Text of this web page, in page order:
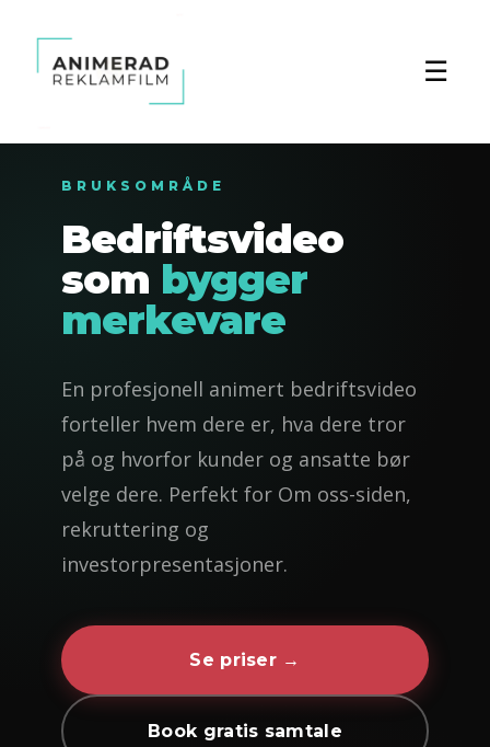
☰
BRUKSOMRÅDE
Bedriftsvideo
som bygger
merkevare
En profesjonell animert bedriftsvideo
forteller hvem dere er, hva dere tror
på og hvorfor kunder og ansatte bør
velge dere. Perfekt for Om oss-siden,
rekruttering og
investorpresentasjoner.
Se priser →
Book gratis samtale